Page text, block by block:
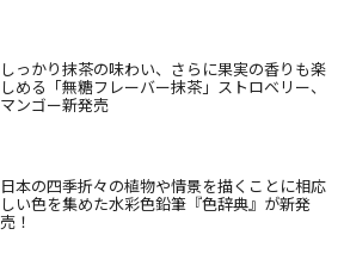
しっかり抹茶の味わい、さらに果実の香りも楽
しめる「無糖フレーバー抹茶」ストロベリー、
マンゴー新発売
日本の四季折々の植物や情景を描くことに相応
しい色を集めた水彩色鉛筆『色辞典』が新発
売！